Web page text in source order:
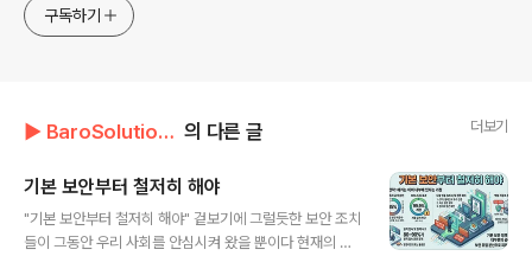
구독하기
▶ BaroSolution/기술문서 의 다른 글 더보기
기본 보안부터 철저히 해야
"기본 보안부터 철저히 해야" 겉보기에 그럴듯한 보안 조치
들이 그동안 우리 사회를 안심시켜 왔을 뿐이다 현재의 보